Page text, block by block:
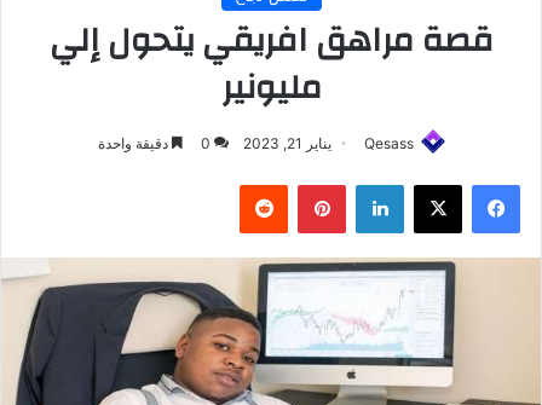
قصة مراهق افريقي يتحول إلي
مليونير
Qesass يناير 21, 2023 0 دقيقة واحدة
فيسبوك ‫X لينكدإن بينتيريست